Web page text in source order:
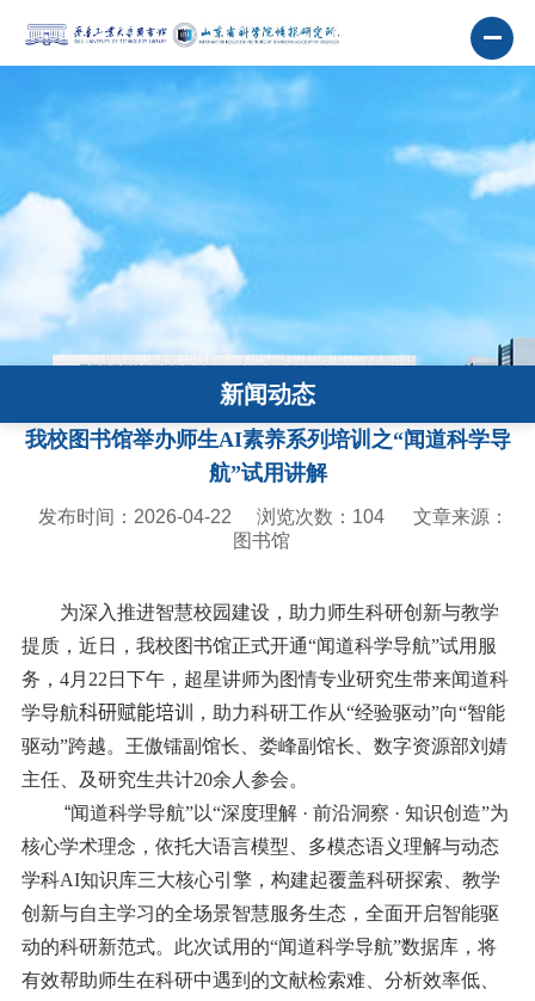
新闻动态
我校图书馆举办师生AI素养系列培训之“闻道科学导
航”试用讲解
发布时间：2026-04-22 浏览次数： 104
文章来源：
图书馆
为深入推进智慧校园建设，助力师生科研创新与教学
提质，近日，我校图书馆正式开通“闻道科学导航”试用服
务， 4月 22 日下午，超星讲师为图情专业研究生带来闻道科
学导航科研赋能培训
，助力科研工作从“经验驱动”向“智能
驱动”跨越。王傲镭副馆长、娄峰副馆长、数字资源部刘婧
主任、及研究生共计20余人参会。
“闻道科学导航”以“深度理解 ·前沿洞察 ·知识创造”为
核心学术理念，依托大语言模型、多模态语义理解与动态
学科AI知识库三大核心引擎，构建起覆盖科研探索、教学
创新与自主学习的全场景智慧服务生态，全面开启智能驱
动的科研新范式。 此次试用的“闻道科学导航”数据库，将
有效帮助师生在科研中遇到的文献检索难、分析效率低、